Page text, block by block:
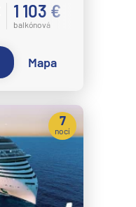
1 103 €
balkónová
Mapa
7
nocí